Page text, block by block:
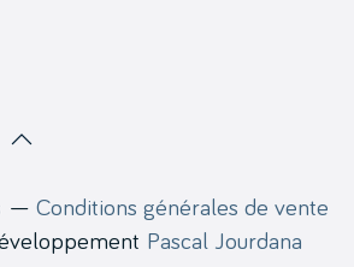
— Conditions générales de vente
Pascal Jourdana